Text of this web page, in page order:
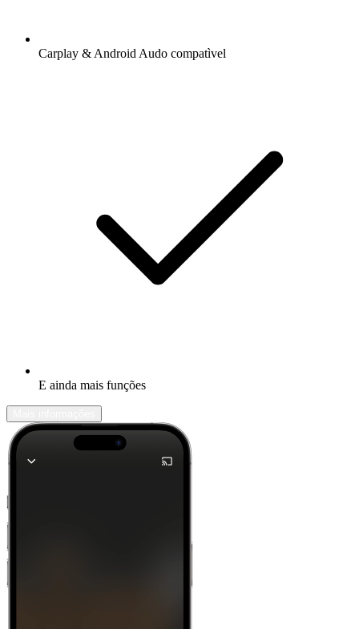
Carplay & Android Audo compatìvel
E ainda mais funções